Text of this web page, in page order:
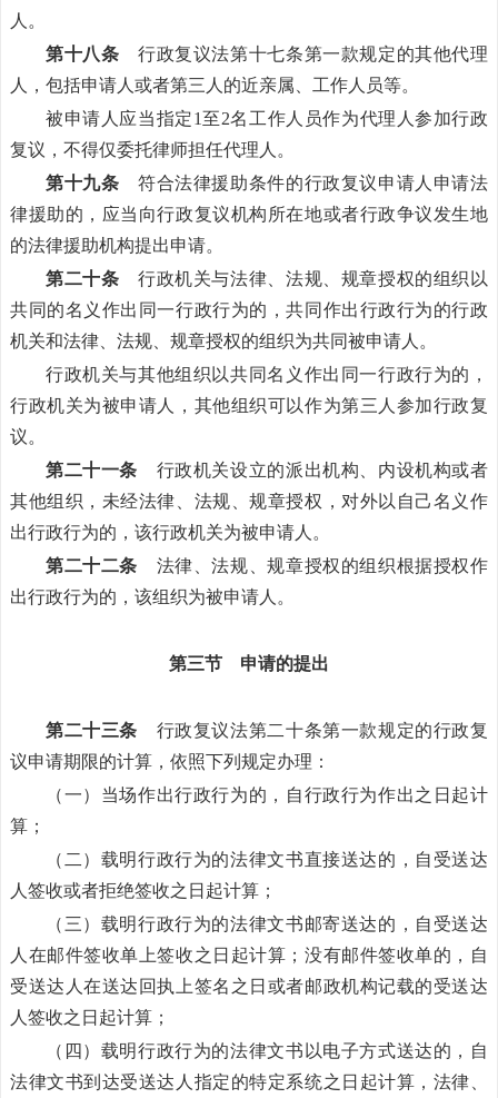
人。
第十八条 行政复议法第十七条第一款规定的其他代理
人，包括申请人或者第三人的近亲属、工作人员等。
被申请人应当指定1至2名工作人员作为代理人参加行政
复议，不得仅委托律师担任代理人。
第十九条 符合法律援助条件的行政复议申请人申请法
律援助的，应当向行政复议机构所在地或者行政争议发生地
的法律援助机构提出申请。
第二十条 行政机关与法律、法规、规章授权的组织以
共同的名义作出同一行政行为的，共同作出行政行为的行政
机关和法律、法规、规章授权的组织为共同被申请人。
行政机关与其他组织以共同名义作出同一行政行为的，
行政机关为被申请人，其他组织可以作为第三人参加行政复
议。
第二十一条 行政机关设立的派出机构、内设机构或者
其他组织，未经法律、法规、规章授权，对外以自己名义作
出行政行为的，该行政机关为被申请人。
第二十二条 法律、法规、规章授权的组织根据授权作
出行政行为的，该组织为被申请人。
第三节 申请的提出
第二十三条 行政复议法第二十条第一款规定的行政复
议申请期限的计算，依照下列规定办理：
（一）当场作出行政行为的，自行政行为作出之日起计
算；
（二）载明行政行为的法律文书直接送达的，自受送达
人签收或者拒绝签收之日起计算；
（三）载明行政行为的法律文书邮寄送达的，自受送达
人在邮件签收单上签收之日起计算；没有邮件签收单的，自
受送达人在送达回执上签名之日或者邮政机构记载的受送达
人签收之日起计算；
（四）载明行政行为的法律文书以电子方式送达的，自
法律文书到达受送达人指定的特定系统之日起计算，法律、